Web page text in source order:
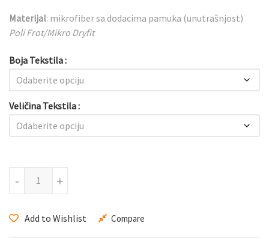
Materijal: mikrofiber sa dodacima pamuka (unutrašnjost)
Poli Frot/Mikro Dryfit
Boja Tekstila
Veličina Tekstila
+
-
Add to Wishlist Compare